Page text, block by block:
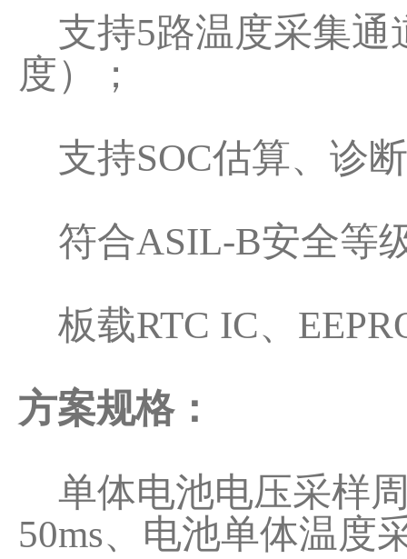
支持5路温度采集通
度）；
支持SOC估算、诊
符合ASIL-B安全等
板载RTC IC、
方案规格：
单体电池电压采样
50ms、电池单体温度